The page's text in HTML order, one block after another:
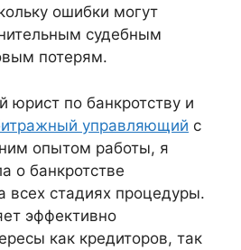
ошибки могут
судебным
потерям.
юрист по банкротству и
управляющий с
опытом работы, я
о банкротстве
всех стадиях процедуры.
эффективно
как кредиторов, так